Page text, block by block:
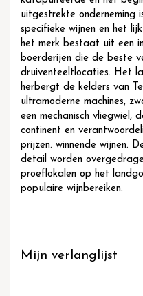
uitgestrekte onderneming
specifieke wijnen en het
het merk bestaat uit een
boerderijen die de beste
druiventeeltlocaties. Het
herbergt de kelders van
ultramoderne machines,
een mechanisch vliegwiel,
continent en
prijzen. winnende wijnen.
detail worden
proeflokalen op het
populaire wijnbereiken.
Mijn verlanglijst